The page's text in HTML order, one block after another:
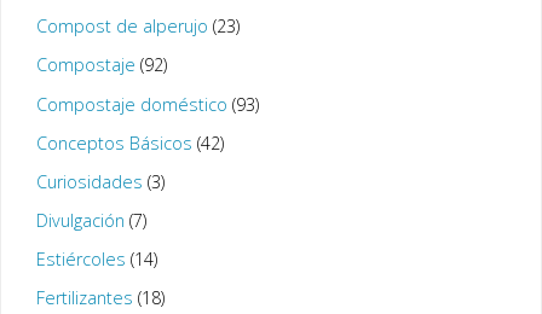
Compost de alperujo (23)
Compostaje (92)
Compostaje doméstico (93)
Conceptos Básicos (42)
Curiosidades (3)
Divulgación (7)
Estiércoles (14)
Fertilizantes (18)